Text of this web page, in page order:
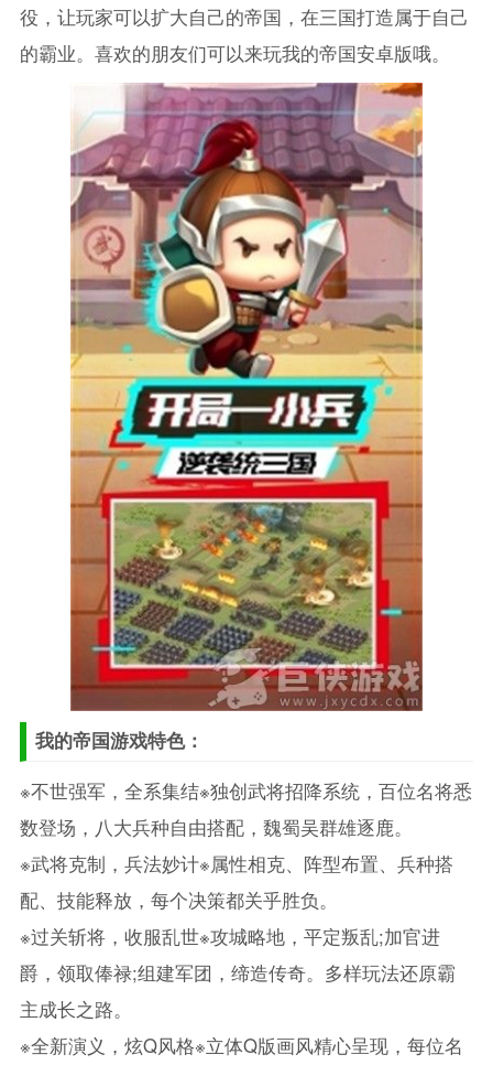
役，让玩家可以扩大自己的帝国，在三国打造属于自己
的霸业。喜欢的朋友们可以来玩我的帝国安卓版哦。
我的帝国游戏特色：
※不世强军，全系集结※独创武将招降系统，百位名将悉
数登场，八大兵种自由搭配，魏蜀吴群雄逐鹿。
※武将克制，兵法妙计※属性相克、阵型布置、兵种搭
配、技能释放，每个决策都关乎胜负。
※过关斩将，收服乱世※攻城略地，平定叛乱;加官进
爵，领取俸禄;组建军团，缔造传奇。多样玩法还原霸
主成长之路。
※全新演义，炫Q风格※立体Q版画风精心呈现，每位名